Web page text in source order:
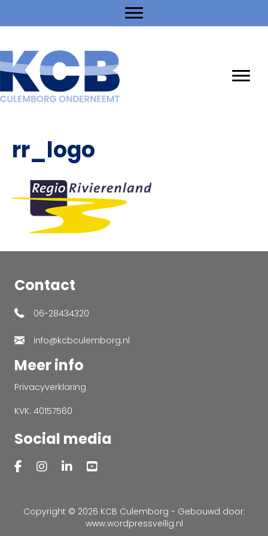
rr_logo
Contact
06-28434320
info@kcbculemborg.nl
Meer info
Privacyverklaring
KVK: 40157560
Social media
Copyright © 2026 KCB Culemborg - Gebouwd door:
www.wordpressveilig.nl